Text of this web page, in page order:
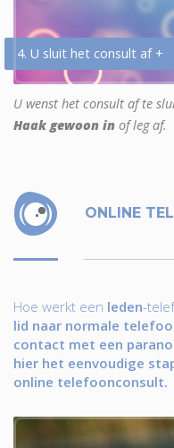
4. U sluit het consult af +
U wenst het consult af te
Haak gewoon in of leg af.
ONLINE
Hoe werkt een leden-
lid naar normale
contact met een
hier het eenvoudige
online telefoonconsult.